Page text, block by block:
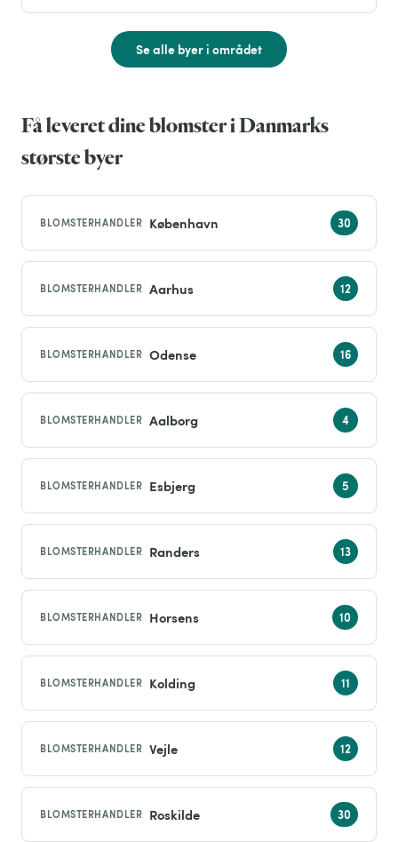
Se alle byer i området
Få leveret dine blomster i Danmarks
største byer
BLOMSTERHANDLER København
BLOMSTERHANDLER Aarhus
BLOMSTERHANDLER Odense
BLOMSTERHANDLER Aalborg
BLOMSTERHANDLER Esbjerg
BLOMSTERHANDLER Randers
BLOMSTERHANDLER Horsens
BLOMSTERHANDLER Kolding
BLOMSTERHANDLER Vejle
BLOMSTERHANDLER Roskilde